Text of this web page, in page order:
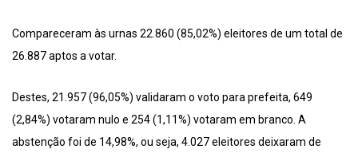
Compareceram às urnas 22.860 (85,02%) eleitores de um total de
26.887 aptos a votar.
Destes, 21.957 (96,05%) validaram o voto para prefeita, 649
(2,84%) votaram nulo e 254 (1,11%) votaram em branco. A
abstenção foi de 14,98%, ou seja, 4.027 eleitores deixaram de